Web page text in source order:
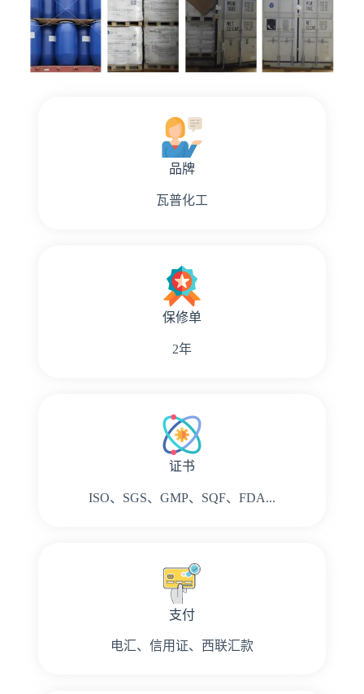
品牌
瓦普化工
保修单
2年
证书
ISO、SGS、GMP、SQF、FDA...
支付
电汇、信用证、西联汇款